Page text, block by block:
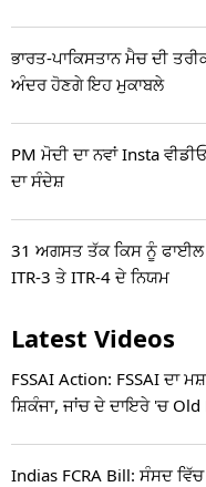
ਭਾਰਤ-ਪਾਕਿਸਤਾਨ ਮੈਚ ਦੀ
ਅੰਦਰ ਹੋਣਗੇ ਇਹ ਮੁਕਾਬਲੇ
PM ਮੋਦੀ ਦਾ ਨਵਾਂ Insta
ਦਾ ਸੰਦੇਸ਼
31 ਅਗਸਤ ਤੱਕ ਕਿਸ ਨੂੰ ਫਾਈਲ
ITR-3 ਤੇ ITR-4 ਦੇ ਨਿਯਮ
Latest Videos
FSSAI Action: FSSAI ਦਾ
ਸ਼ਿਕੰਜਾ, ਜਾਂਚ ਦੇ ਦਾਇਰੇ 'ਚ
Indias FCRA Bill: ਸੰਸਦ ਵਿੱਚ